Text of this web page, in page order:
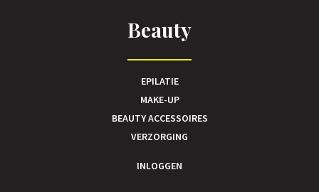
Beauty
EPILATIE
MAKE-UP
BEAUTY ACCESSOIRES
VERZORGING
INLOGGEN